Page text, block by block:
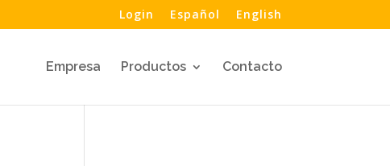
Login Español English
Empresa Productos Contacto